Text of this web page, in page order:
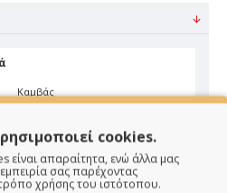
Καμβάς
cookies.
είναι απαραίτητα, ενώ άλλα μας
σας παρέχοντας
χρήσης του ιστότοπου.